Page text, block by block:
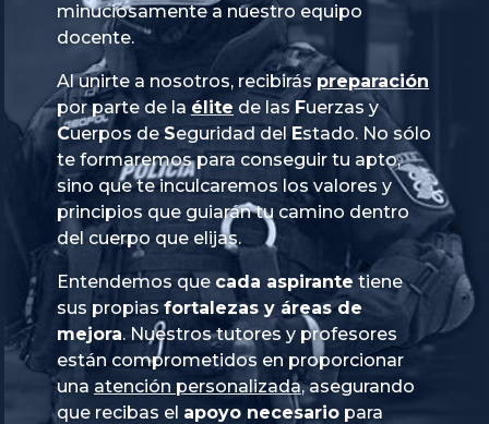
minuciosamente a nuestro equipo
docente.
Al unirte a nosotros, recibiráspreparación
por parte de la élite de las Fuerzas y
Cuerpos de Seguridad del Estado. No sólo
te formaremos para conseguir tu apto,
sino que te inculcaremos los valores y
principios que guiarán tu camino dentro
del cuerpo que elijas.
Entendemos que cada aspirante tiene
sus propias fortalezas y áreas de
mejora. Nuestros tutores y profesores
están comprometidos en proporcionar
una atención personalizada, asegurando
que recibas el apoyo necesario para